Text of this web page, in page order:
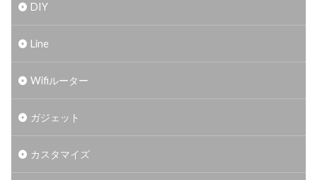
DIY
Line
Wifiルーター
ガジェット
カスタマイズ